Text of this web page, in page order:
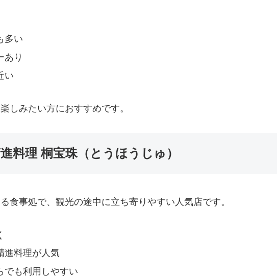
多い
あり
い
しみたい方におすすめです。
料理 桐宝珠（とうほうじゅ）
食事処で、観光の途中に立ち寄りやすい人気店です。
進料理が人気
でも利用しやすい